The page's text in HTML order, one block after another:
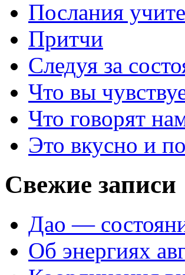
Послания
Притчи
Следуя за
Что вы
Что говорят
Это вкусно и
Свежие записи
Дао —
Об энергиях